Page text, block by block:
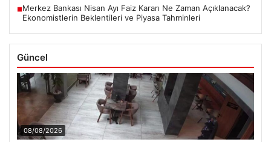
■Merkez Bankası Nisan Ayı Faiz Kararı Ne Zaman Açıklanacak?
Ekonomistlerin Beklentileri ve Piyasa Tahminleri
Güncel
08/08/2026